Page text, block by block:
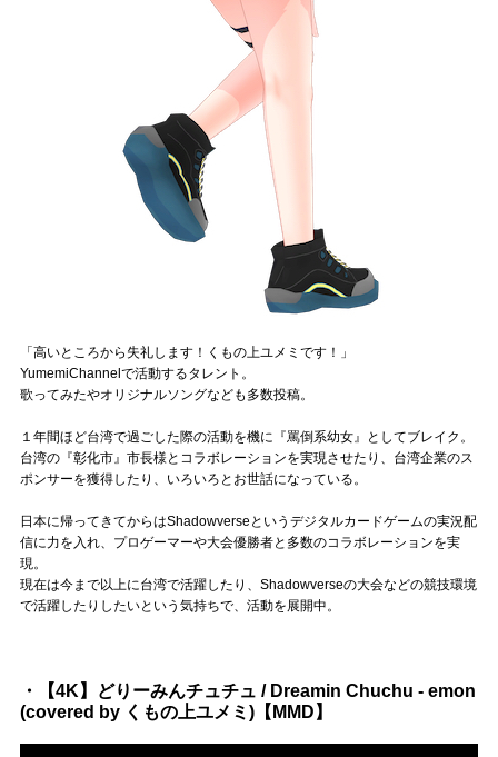
「高いところから失礼します！くもの上ユメミです！」
YumemiChannelで活動するタレント。
歌ってみたやオリジナルソングなども多数投稿。
１年間ほど台湾で過ごした際の活動を機に『罵倒系幼女』としてブレイク。
台湾の『彰化市』市長様とコラボレーションを実現させたり、台湾企業のス
ポンサーを獲得したり、いろいろとお世話になっている。
日本に帰ってきてからはShadowverseというデジタルカードゲームの実況配
信に力を入れ、プロゲーマーや大会優勝者と多数のコラボレーションを実
現。
現在は今まで以上に台湾で活躍したり、Shadowverseの大会などの競技環境
で活躍したりしたいという気持ちで、活動を展開中。
・【4K】どりーみんチュチュ / Dreamin Chuchu - emon
(covered by くもの上ユメミ)【MMD】